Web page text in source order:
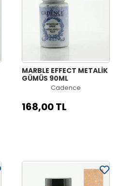
MARBLE EFFECT METALİK
GÜMÜŞ 90ML
Cadence
168,00 TL